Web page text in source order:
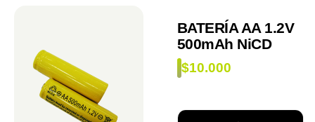
BATERÍA AA 1.2V
500mAh NiCD
$10.000